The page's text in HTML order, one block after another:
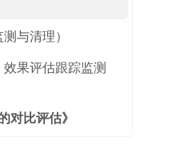
与清理）
果评估跟踪监测
对比评估》